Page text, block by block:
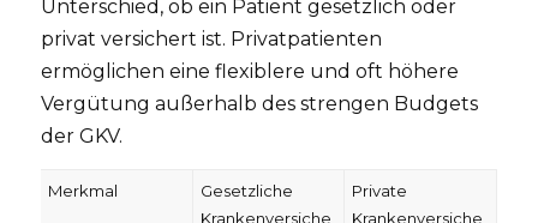
Unterschied, ob ein Patient gesetzlich oder
privat versichert ist. Privatpatienten
ermöglichen eine flexiblere und oft höhere
Vergütung außerhalb des strengen Budgets
der GKV.
Merkmal
Gesetzliche
Krankenversiche
Private
Krankenversiche